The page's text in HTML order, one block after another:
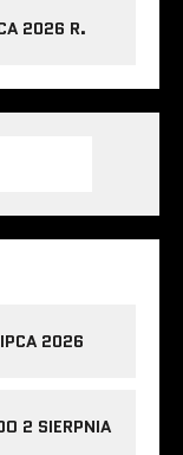
2026 R.
2026
2 SIERPNIA